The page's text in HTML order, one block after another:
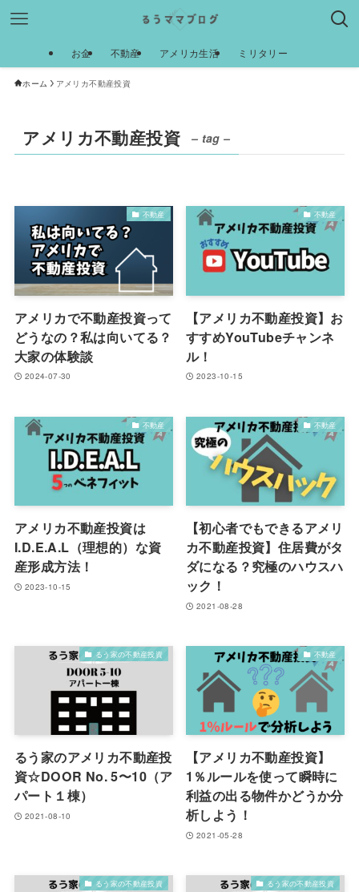
お金 不動産 アメリカ生活 ミリタリー
ホーム アメリカ不動産投資
アメリカ不動産投資 – tag –
不動産
アメリカで不動産投資って
どうなの？私は向いてる？
大家の体験談
2024-07-30
不動産
【アメリカ不動産投資】お
すすめYouTubeチャンネ
ル！
2023-10-15
不動産
アメリカ不動産投資は
I.D.E.A.L（理想的）な資
産形成方法！
2023-10-15
不動産
【初心者でもできるアメリ
カ不動産投資】住居費がタ
ダになる？究極のハウスハ
ック！
2021-08-28
るう家の不動産投資
るう家のアメリカ不動産投
資☆DOOR No. 5〜10（ア
パート１棟）
2021-08-10
不動産
【アメリカ不動産投資】
1％ルールを使って瞬時に
利益の出る物件かどうか分
析しよう！
2021-05-28
るう家の不動産投資 るう家の不動産投資